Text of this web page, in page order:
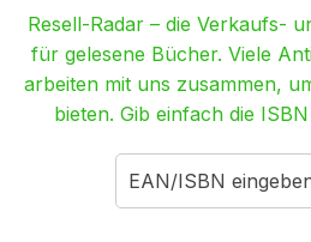
Resell-Radar – die Verkaufs-
für gelesene Bücher. Viele
arbeiten mit uns zusammen,
bieten. Gib einfach die